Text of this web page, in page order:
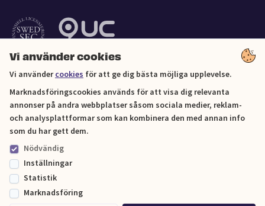
Vi använder cookies
Vi användercookies för att ge dig bästa möjliga upplevelse.
Marknadsföringscookies används för att visa dig relevanta
annonser på andra webbplatser såsom sociala medier, reklam-
och analysplattformar som kan kombinera den med annan info
som du har gett dem.
Nödvändig
Inställningar
Statistik
Marknadsföring
Cookies
Sitemap
© Lånekoll 2026